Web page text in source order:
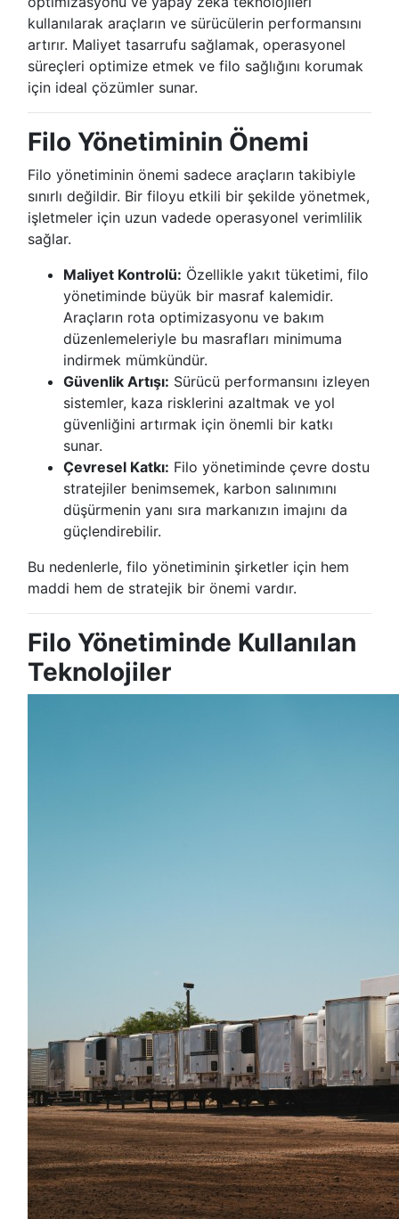
kullanılarak araçların ve sürücülerin performansını
artırır. Maliyet tasarrufu sağlamak, operasyonel
süreçleri optimize etmek ve filo sağlığını korumak
için ideal çözümler sunar.
Filo Yönetiminin Önemi
Filo yönetiminin önemi sadece araçların takibiyle
sınırlı değildir. Bir filoyu etkili bir şekilde yönetmek,
işletmeler için uzun vadede operasyonel verimlilik
sağlar.
Maliyet Kontrolü: Özellikle yakıt tüketimi, filo
yönetiminde büyük bir masraf kalemidir.
Araçların rota optimizasyonu ve bakım
düzenlemeleriyle bu masrafları minimuma
indirmek mümkündür.
Güvenlik Artışı: Sürücü performansını izleyen
sistemler, kaza risklerini azaltmak ve yol
güvenliğini artırmak için önemli bir katkı
sunar.
Çevresel Katkı: Filo yönetiminde çevre dostu
stratejiler benimsemek, karbon salınımını
düşürmenin yanı sıra markanızın imajını da
güçlendirebilir.
Bu nedenlerle, filo yönetiminin şirketler için hem
maddi hem de stratejik bir önemi vardır.
Filo Yönetiminde Kullanılan
Teknolojiler